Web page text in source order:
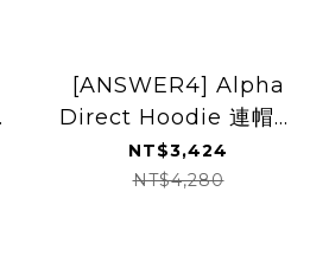
[ANSWER4] Alpha
Direct Hoodie 連帽保
暖套衫
NT$3,424
NT$4,280